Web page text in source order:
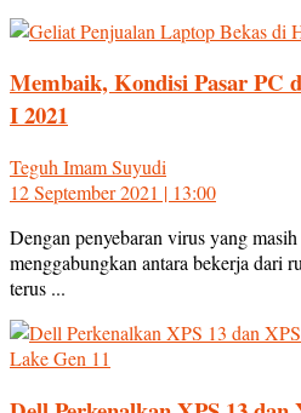
Membaik, Kondisi Pasar PC
I 2021
Teguh Imam Suyudi
12 September 2021 | 13:00
Dengan penyebaran virus yang
menggabungkan antara bekerja dari
terus ...